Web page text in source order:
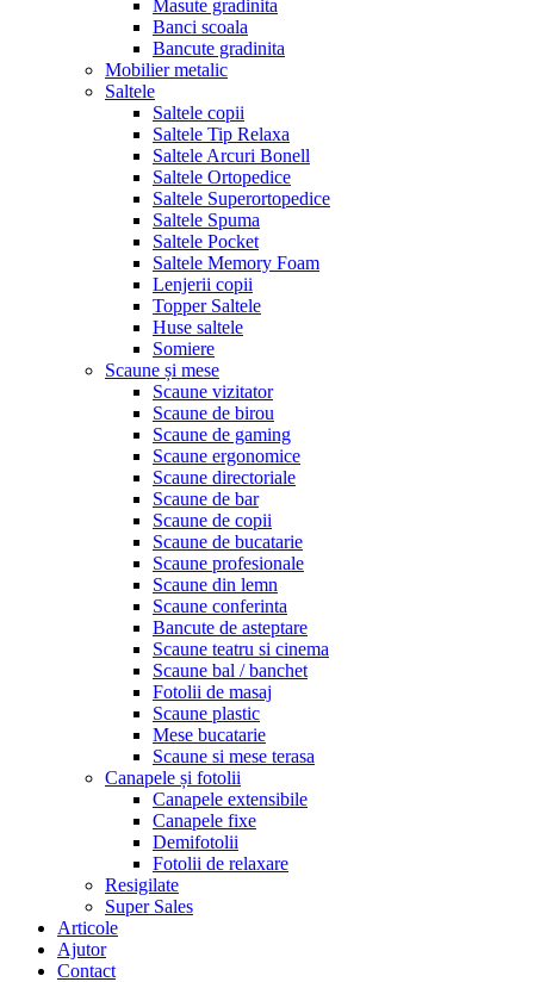
Masute gradinita
Banci scoala
Bancute gradinita
Mobilier metalic
Saltele
Saltele copii
Saltele Tip Relaxa
Saltele Arcuri Bonell
Saltele Ortopedice
Saltele Superortopedice
Saltele Spuma
Saltele Pocket
Saltele Memory Foam
Lenjerii copii
Topper Saltele
Huse saltele
Somiere
Scaune și mese
Scaune vizitator
Scaune de birou
Scaune de gaming
Scaune ergonomice
Scaune directoriale
Scaune de bar
Scaune de copii
Scaune de bucatarie
Scaune profesionale
Scaune din lemn
Scaune conferinta
Bancute de asteptare
Scaune teatru si cinema
Scaune bal / banchet
Fotolii de masaj
Scaune plastic
Mese bucatarie
Scaune si mese terasa
Canapele și fotolii
Canapele extensibile
Canapele fixe
Demifotolii
Fotolii de relaxare
Resigilate
Super Sales
Articole
Ajutor
Contact